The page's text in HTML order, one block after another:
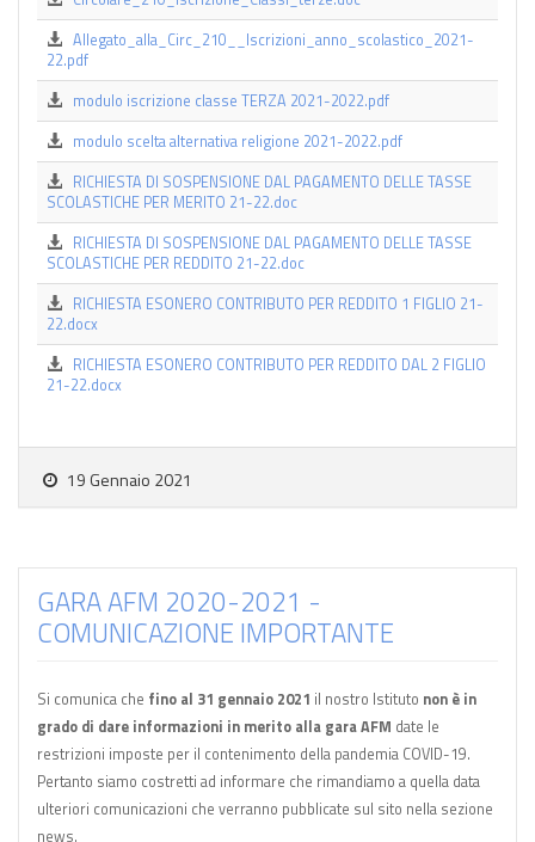
Allegato_alla_Circ_210__Iscrizioni_anno_scolastico_2021-
22.pdf
modulo iscrizione classe TERZA 2021-2022.pdf
modulo scelta alternativa religione 2021-2022.pdf
RICHIESTA DI SOSPENSIONE DAL PAGAMENTO DELLE TASSE
SCOLASTICHE PER MERITO 21-22.doc
RICHIESTA DI SOSPENSIONE DAL PAGAMENTO DELLE TASSE
SCOLASTICHE PER REDDITO 21-22.doc
RICHIESTA ESONERO CONTRIBUTO PER REDDITO 1 FIGLIO 21-
22.docx
RICHIESTA ESONERO CONTRIBUTO PER REDDITO DAL 2 FIGLIO
21-22.docx
19 Gennaio 2021
GARA AFM 2020-2021 -
COMUNICAZIONE IMPORTANTE
Si comunica che fino al 31 gennaio 2021 il nostro Istituto non è in
grado di dare informazioni in merito alla gara AFM date le
restrizioni imposte per il contenimento della pandemia COVID-19.
Pertanto siamo costretti ad informare che rimandiamo a quella data
ulteriori comunicazioni che verranno pubblicate sul sito nella sezione
news.